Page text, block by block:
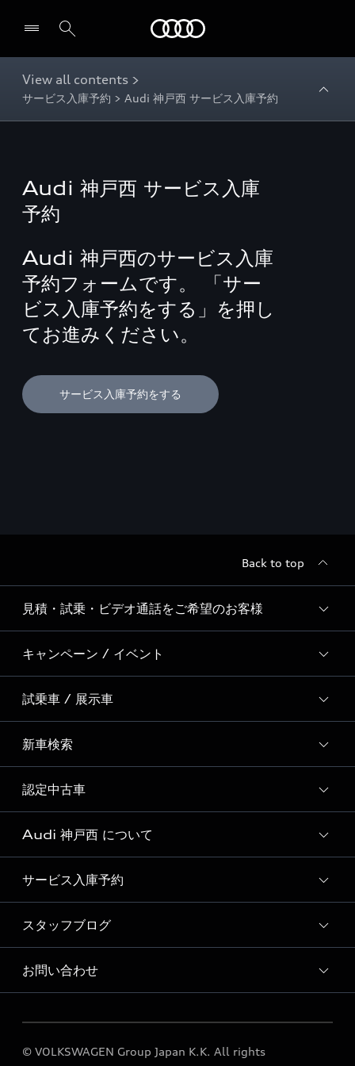
View all contents >
サービス入庫予約 > Audi 神戸西 サービス入庫予約
Audi 神戸西 サービス入庫
予約
Audi 神戸西のサービス入庫
予約フォームです。 「サー
ビス入庫予約をする」を押し
てお進みください。
サービス入庫予約をする
Back to top
見積・試乗・ビデオ通話をご希望のお客様
ご希望のサービスを選択
キャンペーン / イベント
全国統一イベント
ディーラー独自イベント
試乗車 / 展示車
試乗予約
試乗車・展示車一覧
新車検索
新車検索
認定中古車
Audi認定中古車検索
Audi 神戸西 について
Audi 神戸西 店舗情報
Audi 神戸西 運営会社概要
採用情報
サービス入庫予約
Audi 神戸西 サービス入庫予約
点検整備料金表
スタッフブログ
スタッフブログ
お問い合わせ
各種お問い合わせ
© VOLKSWAGEN Group Japan K.K. All rights